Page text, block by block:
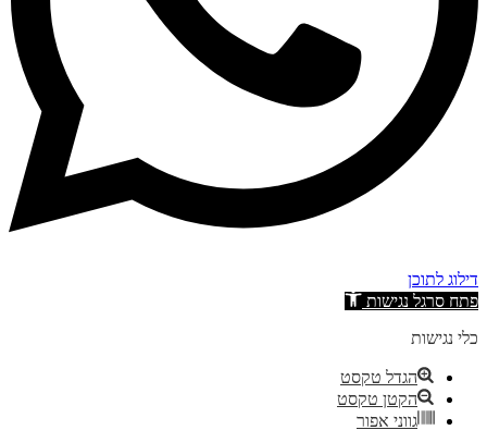
דילוג לתוכן
פתח סרגל נגישות
כלי נגישות
הגדל טקסט
הקטן טקסט
גווני אפור